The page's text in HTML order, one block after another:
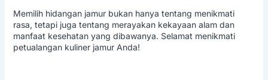
Memilih hidangan jamur bukan hanya tentang menikmati
rasa, tetapi juga tentang merayakan kekayaan alam dan
manfaat kesehatan yang dibawanya. Selamat menikmati
petualangan kuliner jamur Anda!